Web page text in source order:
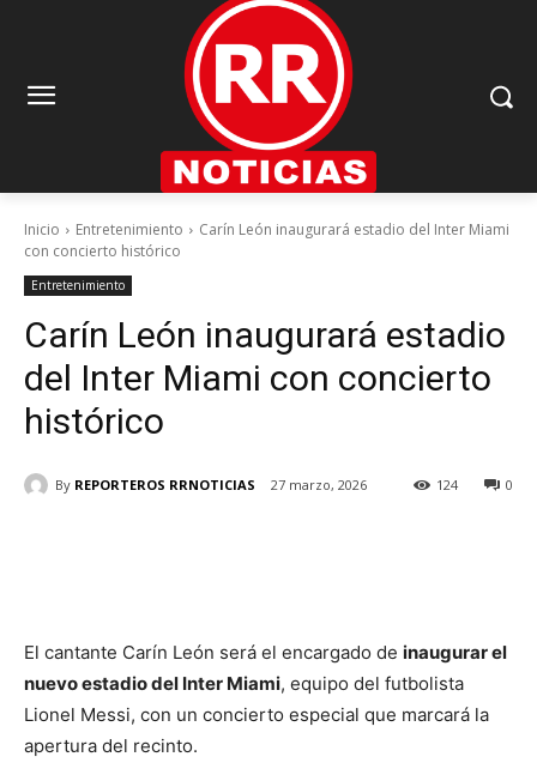
Inicio Entretenimiento
Carín León inaugurará estadio del Inter Miami
con concierto histórico
Entretenimiento
Carín León inaugurará estadio
del Inter Miami con concierto
histórico
By REPORTEROS RRNOTICIAS 27 marzo, 2026 0
124
El cantante Carín León será el encargado de inaugurar el
nuevo estadio del Inter Miami, equipo del futbolista
Lionel Messi, con un concierto especial que marcará la
apertura del recinto.